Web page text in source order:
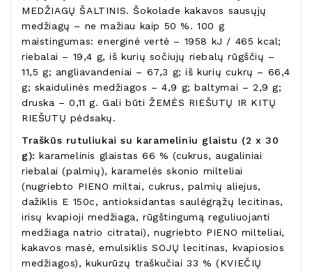
MEDŽIAGŲ ŠALTINIS. Šokolade kakavos sausųjų
medžiagų – ne mažiau kaip 50 %. 100 g
maistingumas: energinė vertė – 1958 kJ / 465 kcal;
riebalai – 19,4 g, iš kurių sočiujų riebalų rūgščių –
11,5 g; angliavandeniai – 67,3 g; iš kurių cukrų – 66,4
g; skaidulinės medžiagos – 4,9 g; baltymai – 2,9 g;
druska – 0,11 g. Gali būti ŽEMĖS RIEŠUTŲ IR KITŲ
RIEŠUTŲ pėdsakų.
Traškūs rutuliukai su karameliniu glaistu (2 x 30
g): karamelinis glaistas 66 % (cukrus, augaliniai
riebalai (palmių), karamelės skonio milteliai
(nugriebto PIENO miltai, cukrus, palmių aliejus,
dažiklis E 150c, antioksidantas saulėgrąžų lecitinas,
irisų kvapioji medžiaga, rūgštingumą reguliuojanti
medžiaga natrio citratai), nugriebto PIENO milteliai,
kakavos masė, emulsiklis SOJŲ lecitinas, kvapiosios
medžiagos), kukurūzų traškučiai 33 % (KVIEČIŲ